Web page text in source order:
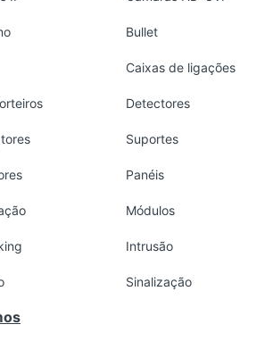
Bullet
Caixas de ligações
Detectores
Suportes
Panéis
Módulos
Intrusão
Sinalização